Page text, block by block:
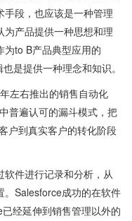
段，也应该是一种管理
产品提供一种思想和理
to B产品典型应用的
是提供一种理念和知识。
左右推出的销售自动化
普遍认可的漏斗模式，把
户到真实客户的转化阶段
件进行记录和分析，从
。Salesforce成功的在软件
经延伸到销售管理以外的